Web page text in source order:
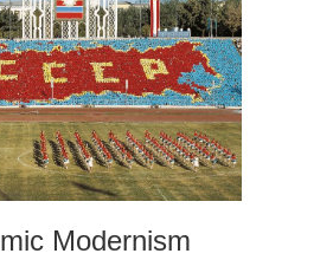
Modernism